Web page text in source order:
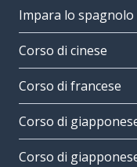
Impara lo spagnolo
Corso di cinese
Corso di francese
Corso di
Corso di